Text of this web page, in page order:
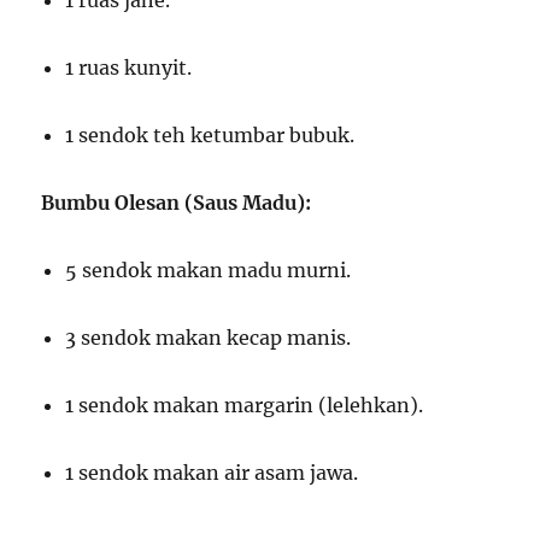
1 ruas kunyit.
1 sendok teh ketumbar bubuk.
Bumbu Olesan (Saus Madu):
5 sendok makan madu murni.
3 sendok makan kecap manis.
1 sendok makan margarin (lelehkan).
1 sendok makan air asam jawa.